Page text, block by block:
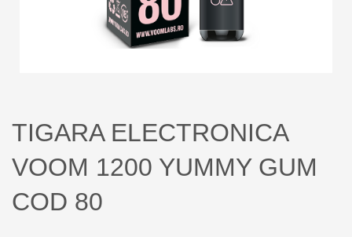
TIGARA ELECTRONICA
VOOM 1200 YUMMY GUM
COD 80